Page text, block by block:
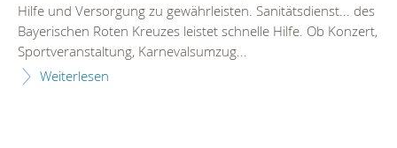
Hilfe und Versorgung zu gewährleisten. Sanitätsdienst... des
Bayerischen Roten Kreuzes leistet schnelle Hilfe. Ob Konzert,
Sportveranstaltung, Karnevalsumzug...
Weiterlesen